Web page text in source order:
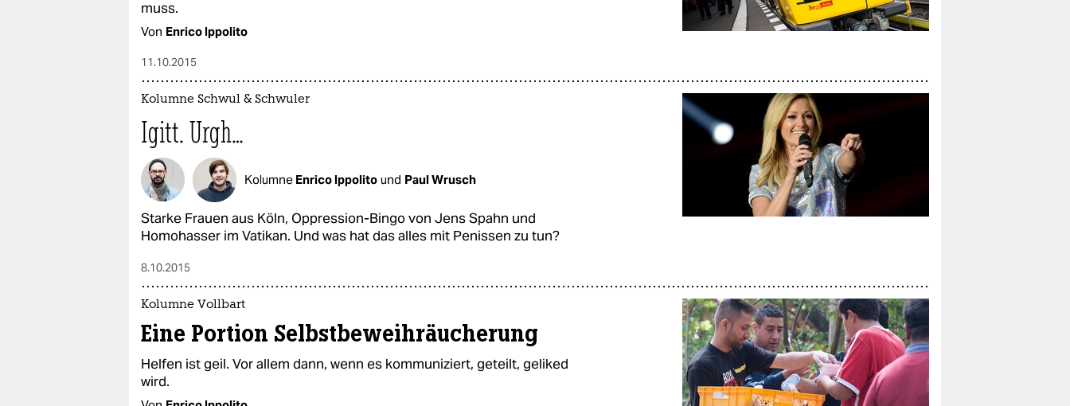
muss.
Von Enrico Ippolito
11.10.2015
Kolumne Schwul & Schwuler
Igitt. Urgh…
Kolumne Enrico Ippolito und Paul Wrusch
Starke Frauen aus Köln, Oppression-Bingo von Jens Spahn und
Homohasser im Vatikan. Und was hat das alles mit Penissen zu tun?
8.10.2015
Kolumne Vollbart
Eine Portion Selbstbeweihräucherung
Helfen ist geil. Vor allem dann, wenn es kommuniziert, geteilt, geliked
wird.